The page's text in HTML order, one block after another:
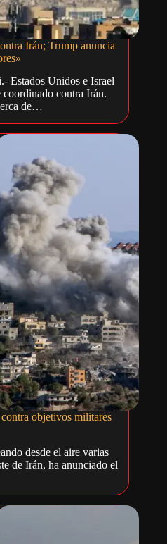
Irán; Trump anuncia
Estados Unidos e Israel
coordinado contra Irán.
de…
objetivos militares
desde el aire varias
de Irán, ha anunciado el